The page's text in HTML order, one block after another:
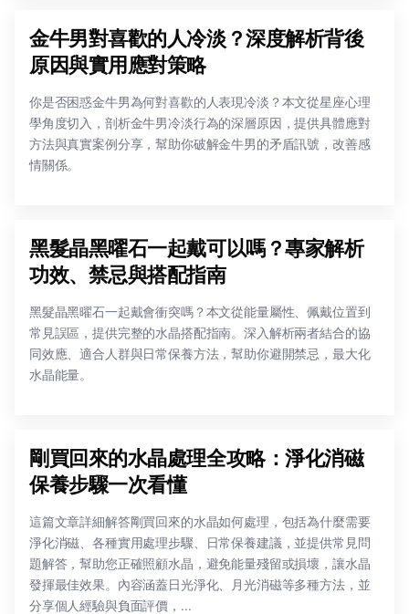
金牛男對喜歡的人冷淡？深度解析背後
原因與實用應對策略
你是否困惑金牛男為何對喜歡的人表現冷淡？本文從星座心理
學角度切入，剖析金牛男冷淡行為的深層原因，提供具體應對
方法與真實案例分享，幫助你破解金牛男的矛盾訊號，改善感
情關係。
黑髮晶黑曜石一起戴可以嗎？專家解析
功效、禁忌與搭配指南
黑髮晶黑曜石一起戴會衝突嗎？本文從能量屬性、佩戴位置到
常見誤區，提供完整的水晶搭配指南。深入解析兩者結合的協
同效應、適合人群與日常保養方法，幫助你避開禁忌，最大化
水晶能量。
剛買回來的水晶處理全攻略：淨化消磁
保養步驟一次看懂
這篇文章詳細解答剛買回來的水晶如何處理，包括為什麼需要
淨化消磁、各種實用處理步驟、日常保養建議，並提供常見問
題解答，幫助您正確照顧水晶，避免能量殘留或損壞，讓水晶
發揮最佳效果。內容涵蓋日光淨化、月光消磁等多種方法，並
分享個人經驗與負面評價，...